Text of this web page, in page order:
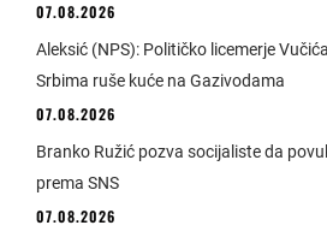
07.08.2026
Aleksić (NPS): Političko licemerje
Srbima ruše kuće na Gazivodama
07.08.2026
Branko Ružić pozva socijaliste da
prema SNS
07.08.2026